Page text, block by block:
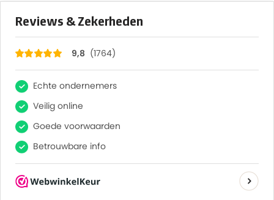
9,8
Bestel nu, maandag verzonden
Home / Alle sets / Deals